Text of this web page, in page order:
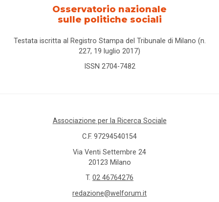
Osservatorio nazionale
sulle politiche sociali
Testata iscritta al Registro Stampa del Tribunale di Milano (n.
227, 19 luglio 2017)
ISSN 2704-7482
Associazione per la Ricerca Sociale
C.F. 97294540154
Via Venti Settembre 24
20123 Milano
T. 02 46764276
redazione@welforum.it